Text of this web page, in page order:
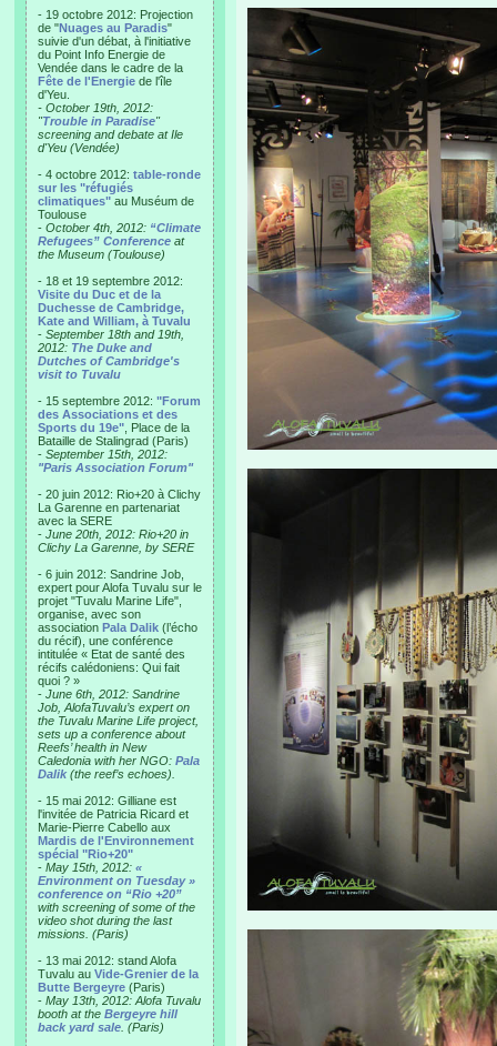
- 19 octobre 2012: Projection
de "Nuages au Paradis"
suivie d'un débat, à l'initiative
du Point Info Energie de
Vendée dans le cadre de la
Fête de l'Energie de l'île
d'Yeu.
- October 19th, 2012:
"Trouble in Paradise"
screening and debate at Ile
d'Yeu (Vendée)
- 4 octobre 2012: table-ronde
sur les "réfugiés
climatiques" au Muséum de
Toulouse
- October 4th, 2012: “Climate
Refugees” Conference at
the Museum (Toulouse)
- 18 et 19 septembre 2012:
Visite du Duc et de la
Duchesse de Cambridge,
Kate and William, à Tuvalu
- September 18th and 19th,
2012: The Duke and
Dutches of Cambridge's
visit to Tuvalu
- 15 septembre 2012: "Forum
des Associations et des
Sports du 19e" , Place de la
Bataille de Stalingrad (Paris)
- September 15th, 2012:
"Paris Association Forum"
- 20 juin 2012: Rio+20 à Clichy
La Garenne en partenariat
avec la SERE
- June 20th, 2012: Rio+20 in
Clichy La Garenne, by SERE
- 6 juin 2012: Sandrine Job,
expert pour Alofa Tuvalu sur le
projet "Tuvalu Marine Life",
organise, avec son
association Pala Dalik (l’écho
du récif), une conférence
intitulée « Etat de santé des
récifs calédoniens: Qui fait
quoi ? »
- June 6th, 2012: Sandrine
Job, AlofaTuvalu’s expert on
the Tuvalu Marine Life project,
sets up a conference about
Reefs’ health in New
Caledonia with her NGO: Pala
Dalik (the reef’s echoes).
- 15 mai 2012: Gilliane est
l'invitée de Patricia Ricard et
Marie-Pierre Cabello aux
Mardis de l'Environnement
spécial "Rio+20"
- May 15th, 2012: «
Environment on Tuesday »
conference on “Rio +20”
with screening of some of the
video shot during the last
missions. (Paris)
- 13 mai 2012: stand Alofa
Tuvalu au Vide-Grenier de la
Butte Bergeyre (Paris)
- May 13th, 2012: Alofa Tuvalu
booth at the Bergeyre hill
back yard sale . (Paris)